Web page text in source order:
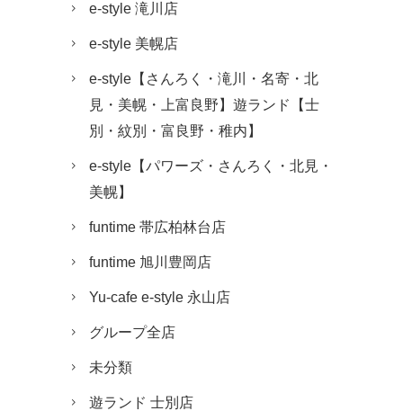
e-style 滝川店
e-style 美幌店
e-style【さんろく・滝川・名寄・北
見・美幌・上富良野】遊ランド【士
別・紋別・富良野・稚内】
e-style【パワーズ・さんろく・北見・
美幌】
funtime 帯広柏林台店
funtime 旭川豊岡店
Yu-cafe e-style 永山店
グループ全店
未分類
遊ランド 士別店